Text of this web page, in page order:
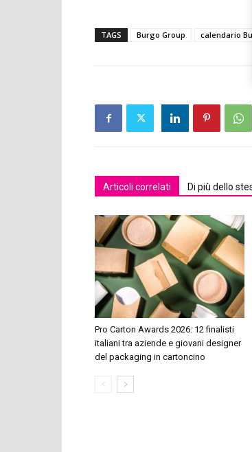
TAGS Burgo Group calendario
Articoli correlati Di più dello
Pro Carton Awards 2026: 12 finalisti
italiani tra aziende e giovani designer
del packaging in cartoncino